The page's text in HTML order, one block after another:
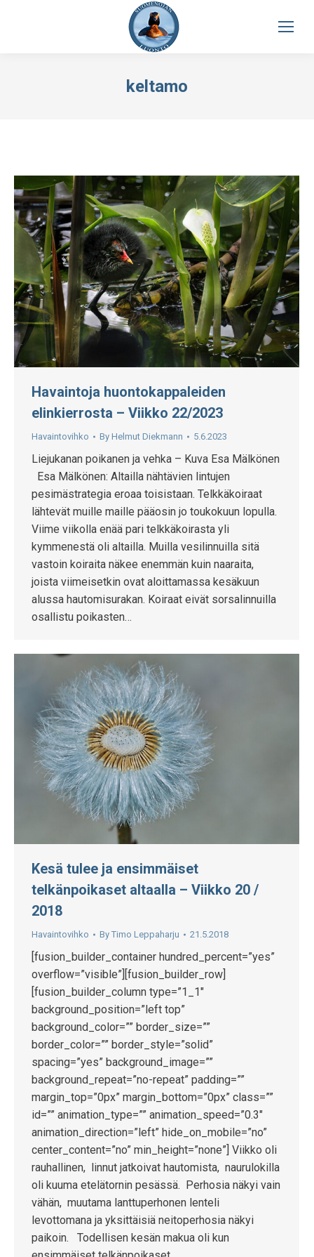
keltamo
Havaintoja huontokappaleiden
elinkierrosta – Viikko 22/2023
Havaintovihko By Helmut Diekmann 5.6.2023
Liejukanan poikanen ja vehka – Kuva Esa Mälkönen
Esa Mälkönen: Altailla nähtävien lintujen
pesimästrategia eroaa toisistaan. Telkkäkoiraat
lähtevät muille maille pääosin jo toukokuun lopulla.
Viime viikolla enää pari telkkäkoirasta yli
kymmenestä oli altailla. Muilla vesilinnuilla sitä
vastoin koiraita näkee enemmän kuin naaraita,
joista viimeisetkin ovat aloittamassa kesäkuun
alussa hautomisurakan. Koiraat eivät sorsalinnuilla
osallistu poikasten…
Kesä tulee ja ensimmäiset
telkänpoikaset altaalla – Viikko 20 /
2018
Havaintovihko By Timo Leppaharju 21.5.2018
[fusion_builder_container hundred_percent=”yes”
overflow=”visible”][fusion_builder_row]
[fusion_builder_column type=”1_1″
background_position=”left top”
background_color=”” border_size=””
border_color=”” border_style=”solid”
spacing=”yes” background_image=””
background_repeat=”no-repeat” padding=””
margin_top=”0px” margin_bottom=”0px” class=””
id=”” animation_type=”” animation_speed=”0.3″
animation_direction=”left” hide_on_mobile=”no”
center_content=”no” min_height=”none”] Viikko oli
rauhallinen, linnut jatkoivat hautomista, naurulokilla
oli kuuma etelätornin pesässä. Perhosia näkyi vain
vähän, muutama lanttuperhonen lenteli
levottomana ja yksittäisiä neitoperhosia näkyi
paikoin. Todellisen kesän makua oli kun